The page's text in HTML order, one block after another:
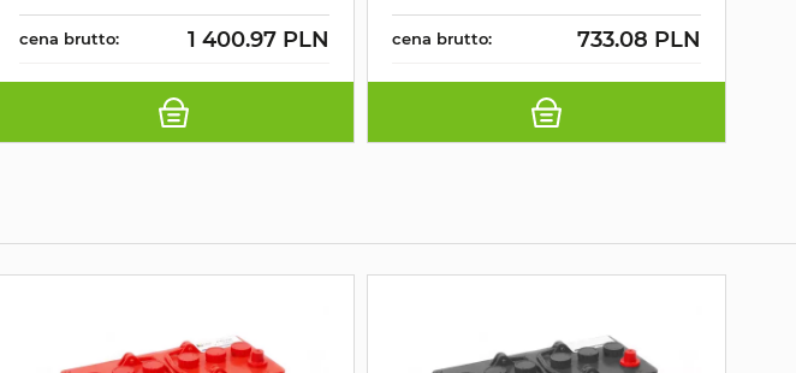
cena brutto: 1 400.97 PLN cena brutto: 733.08 PLN